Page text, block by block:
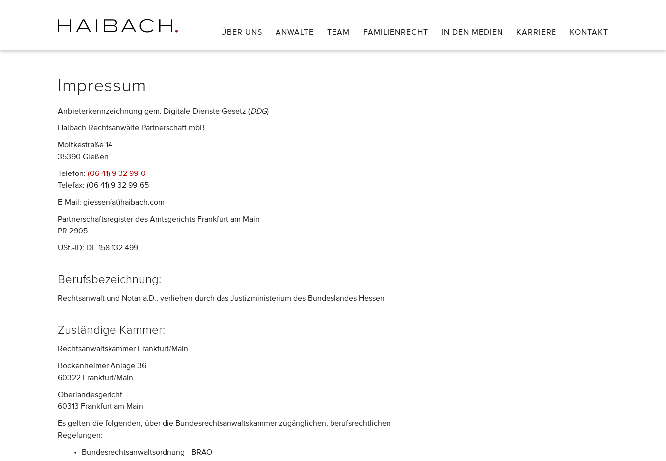
ÜBER UNS ANWÄLTE TEAM FAMILIENRECHT IN DEN MEDIEN KARRIERE KONTAKT
Impressum
Anbieterkennzeichnung gem. Digitale-Dienste-Gesetz (DDG)
Haibach Rechtsanwälte Partnerschaft mbB
Moltkestraße 14
35390 Gießen
Telefon: (06 41) 9 32 99-0
Telefax: (06 41) 9 32 99-65
E-Mail: giessen(at)haibach.com
Partnerschaftsregister des Amtsgerichts Frankfurt am Main
PR 2905
USt.-ID: DE 158 132 499
Berufsbezeichnung:
Rechtsanwalt und Notar a.D., verliehen durch das Justizministerium des Bundeslandes Hessen
Zuständige Kammer:
Rechtsanwaltskammer Frankfurt/Main
Bockenheimer Anlage 36
60322 Frankfurt/Main
Oberlandesgericht
60313 Frankfurt am Main
Es gelten die folgenden, über die Bundesrechtsanwaltskammer zugänglichen, berufsrechtlichen
Regelungen:
Bundesrechtsanwaltsordnung - BRAO